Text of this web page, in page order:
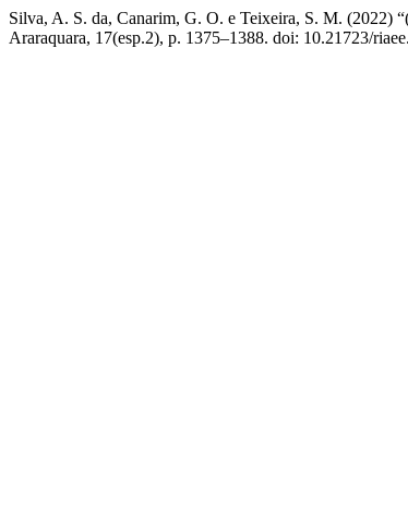
Silva, A. S. da, Canarim, G. O. e Teixeira, S. M. (2022)
Araraquara, 17(esp.2), p. 1375–1388. doi: 10.21723/